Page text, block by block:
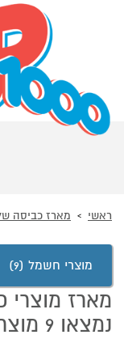
ראשי מארז כביסה
מוצרי חשמל (9)
מארז
נמצאו 9 מוצרים